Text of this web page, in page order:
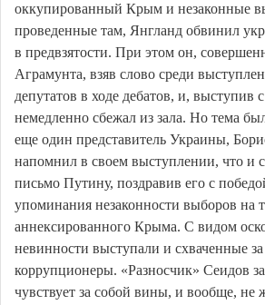
оккупированный Крым и незаконные
проведенные там, Янгланд обвинил
в предвзятости. При этом он,
Аграмунта, взяв слово среди
депутатов в ходе дебатов, и, выступив
немедленно сбежал из зала. Но тема
еще один представитель Украины,
напомнил в своем выступлении, что и
письмо Путину, поздравив его с
упоминания незаконности выборов на
аннексированного Крыма. С видом
невинности выступали и схваченные
коррупционеры. «Разносчик» Сеидов
чувствует за собой вины, и вообще, не